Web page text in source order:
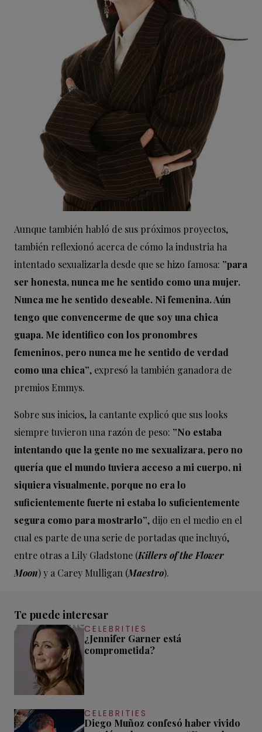
Aunque también habló de sus próximos proyectos,
también reflexionó acerca de cómo la industria ha
intentado sexualizarla desde que se hizo famosa: ”para
ser honesta, nunca me he sentido como una mujer.
Nunca me he sentido deseable. Ni femenina. Aún
tengo que convencerme de que soy una chica
guapa. Me identifico con los pronombres
femeninos, pero nunca me he sentido de verdad
como una chica”, expresó la también ganadora de
premios Emmys.
Sobre sus inicios, la cantante explicó que sus looks
siempre tuvieron una razón de peso: ”No estaba
intentando que la gente no me sexualizara, pero no
quería que el mundo tuviera acceso a mi cuerpo, ni
siquiera visualmente, porque no era lo
suficientemente fuerte ni estaba lo suficientemente
segura como para mostrarlo”, dijo en el medio en el
cual es parte de una serie de portadas que incluyó,
entre otras a Lily Gladstone (Killers of the Flower
Moon) y a Carey Mulligan (Maestro).
Te puede interesar
CELEBRITIES
¿Jennifer Garner está
comprometida?
CELEBRITIES
Diego Muñoz confesó haber vivido